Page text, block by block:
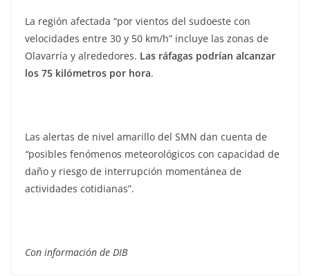
La región afectada “por vientos del sudoeste con
velocidades entre 30 y 50 km/h” incluye las zonas de
Olavarría y alrededores. Las ráfagas podrían alcanzar
los 75 kilómetros por hora.
Las alertas de nivel amarillo del SMN dan cuenta de
“posibles fenómenos meteorológicos con capacidad de
daño y riesgo de interrupción momentánea de
actividades cotidianas”.
Con información de DIB